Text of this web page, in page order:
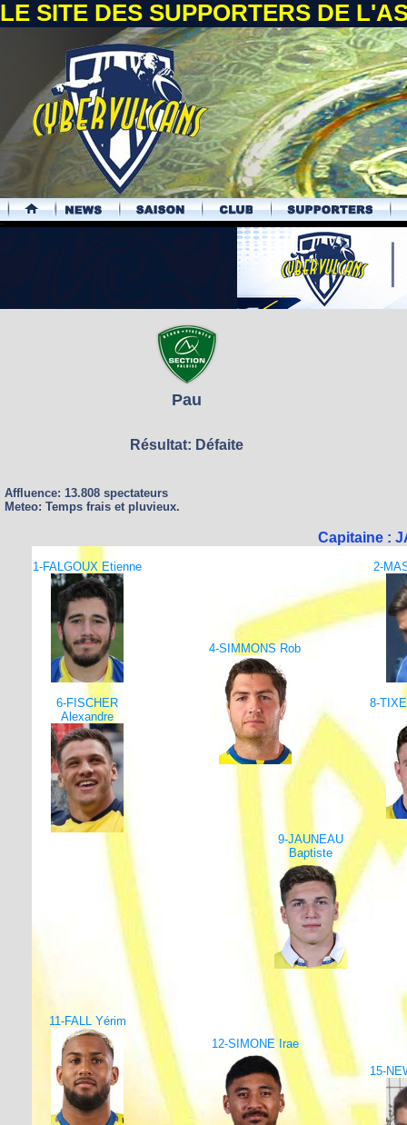
LE SITE DES SUPPORTERS DE
.
Pau
Résultat: Défaite
Affluence: 13.808 spectateurs
Meteo: Temps frais et pluvieux.
Capitaine :
1-FALGOUX Etienne 2-
4-SIMMONS Rob
6-FISCHER
Alexandre
8-
9-JAUNEAU
Baptiste
11-FALL Yérim
12-SIMONE Irae
15-